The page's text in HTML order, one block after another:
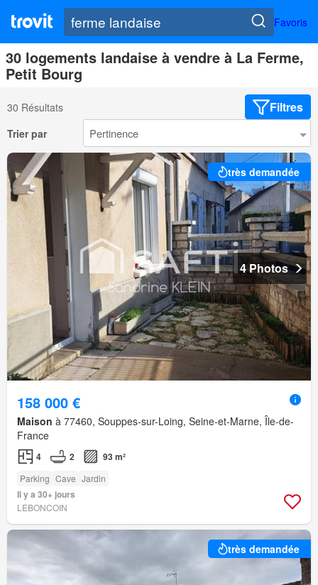
Favoris
30 logements landaise à vendre à La Ferme,
Petit Bourg
30 Résultats Filtres
Trier par
très demandée
4 Photos
158 000 €
Maison à 77460, Souppes-sur-Loing, Seine-et-Marne, Île-de-
France
4 2 93 m²
Parking Cave Jardin
Il y a 30+ jours
LEBONCOIN
très demandée